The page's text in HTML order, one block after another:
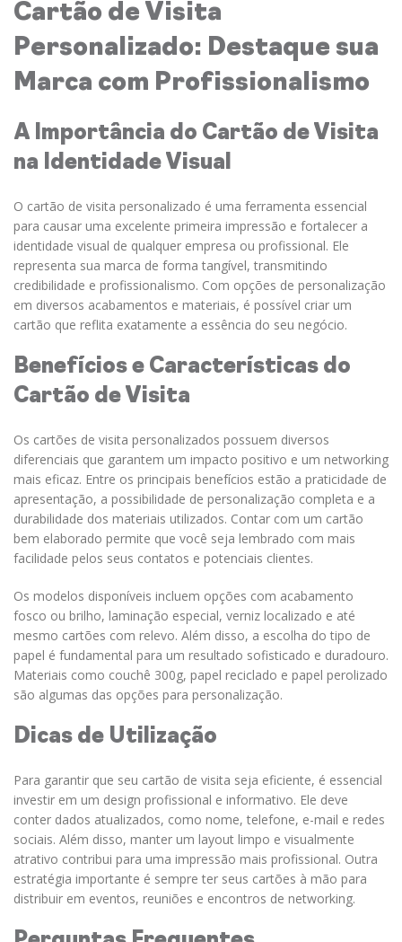
Cartão de Visita
Personalizado: Destaque sua
Marca com Profissionalismo
A Importância do Cartão de Visita
na Identidade Visual
O cartão de visita personalizado é uma ferramenta essencial
para causar uma excelente primeira impressão e fortalecer a
identidade visual de qualquer empresa ou profissional. Ele
representa sua marca de forma tangível, transmitindo
credibilidade e profissionalismo. Com opções de personalização
em diversos acabamentos e materiais, é possível criar um
cartão que reflita exatamente a essência do seu negócio.
Benefícios e Características do
Cartão de Visita
Os cartões de visita personalizados possuem diversos
diferenciais que garantem um impacto positivo e um networking
mais eficaz. Entre os principais benefícios estão a praticidade de
apresentação, a possibilidade de personalização completa e a
durabilidade dos materiais utilizados. Contar com um cartão
bem elaborado permite que você seja lembrado com mais
facilidade pelos seus contatos e potenciais clientes.
Os modelos disponíveis incluem opções com acabamento
fosco ou brilho, laminação especial, verniz localizado e até
mesmo cartões com relevo. Além disso, a escolha do tipo de
papel é fundamental para um resultado sofisticado e duradouro.
Materiais como couchê 300g, papel reciclado e papel perolizado
são algumas das opções para personalização.
Dicas de Utilização
Para garantir que seu cartão de visita seja eficiente, é essencial
investir em um design profissional e informativo. Ele deve
conter dados atualizados, como nome, telefone, e-mail e redes
sociais. Além disso, manter um layout limpo e visualmente
atrativo contribui para uma impressão mais profissional. Outra
estratégia importante é sempre ter seus cartões à mão para
distribuir em eventos, reuniões e encontros de networking.